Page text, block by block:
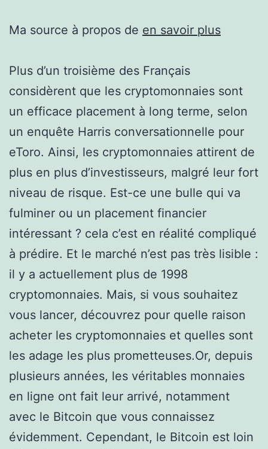
Ma source à propos de en savoir plus
Plus d’un troisième des Français
considèrent que les cryptomonnaies sont
un efficace placement à long terme, selon
un enquête Harris conversationnelle pour
eToro. Ainsi, les cryptomonnaies attirent de
plus en plus d’investisseurs, malgré leur fort
niveau de risque. Est-ce une bulle qui va
fulminer ou un placement financier
intéressant ? cela c’est en réalité compliqué
à prédire. Et le marché n’est pas très lisible :
il y a actuellement plus de 1998
cryptomonnaies. Mais, si vous souhaitez
vous lancer, découvrez pour quelle raison
acheter les cryptomonnaies et quelles sont
les adage les plus prometteuses.Or, depuis
plusieurs années, les véritables monnaies
en ligne ont fait leur arrivé, notamment
avec le Bitcoin que vous connaissez
évidemment. Cependant, le Bitcoin est loin